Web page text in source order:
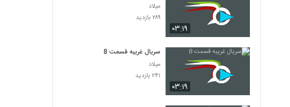
۰۳:۱۹
میلاد
۲۸۹ بازدید
۰۳:۱۹
سریال غریبه قسمت 8
میلاد
۲۴۱ بازدید